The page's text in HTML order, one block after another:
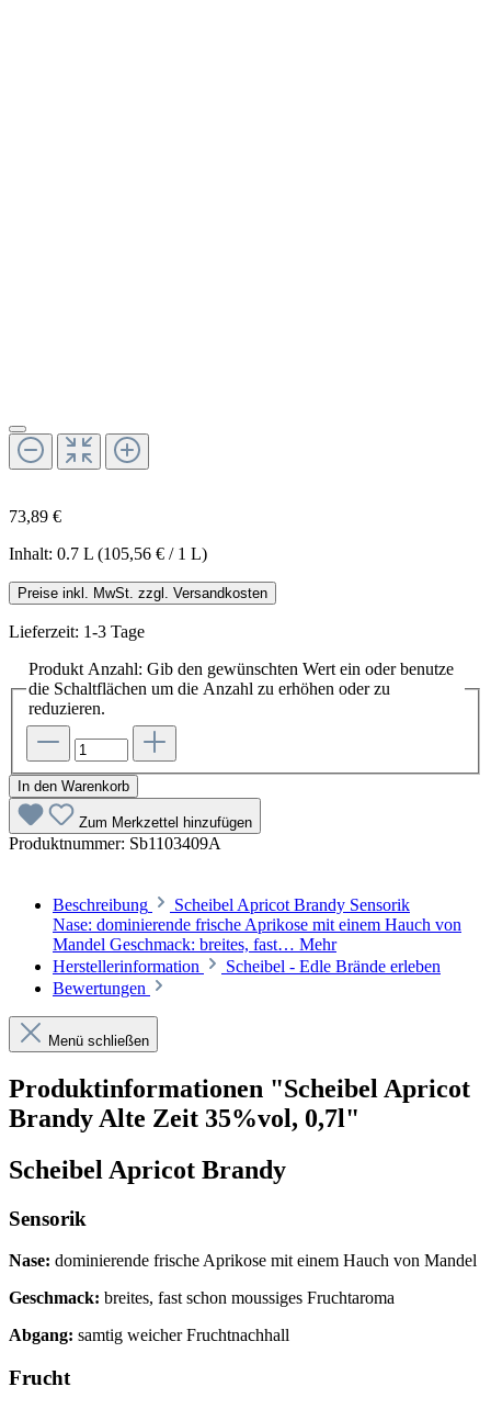
73,89 €
Inhalt: 0.7 L (105,56 € / 1 L)
Preise inkl. MwSt. zzgl. Versandkosten
Lieferzeit: 1-3 Tage
Produkt Anzahl: Gib den gewünschten Wert ein oder benutze
die Schaltflächen um die Anzahl zu erhöhen oder zu
reduzieren.
In den Warenkorb
Zum Merkzettel hinzufügen
Produktnummer: Sb1103409A
Beschreibung
Scheibel Apricot Brandy Sensorik
Nase: dominierende frische Aprikose mit einem Hauch von
Mandel Geschmack: breites, fast… Mehr
Herstellerinformation
Scheibel - Edle Brände erleben
Bewertungen
Menü schließen
Produktinformationen "Scheibel Apricot
Brandy Alte Zeit 35%vol, 0,7l"
Scheibel Apricot Brandy
Sensorik
Nase: dominierende frische Aprikose mit einem Hauch von Mandel
Geschmack: breites, fast schon moussiges Fruchtaroma
Abgang: samtig weicher Fruchtnachhall
Frucht